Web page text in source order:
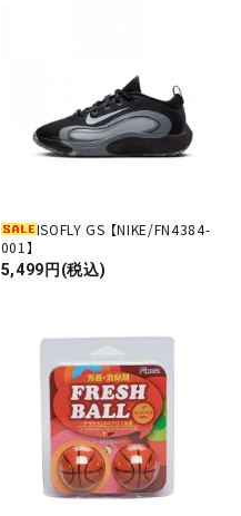
ISOFLY GS 【NIKE/FN4384-
001】
5,499円(税込)